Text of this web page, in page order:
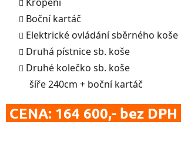
Boční kartáč
Elektrické ovládání sběrného koše
Druhá pístnice sb. koše
Druhé kolečko sb. koše
šíře 240cm + boční kartáč
CENA: 164 600,- bez DPH